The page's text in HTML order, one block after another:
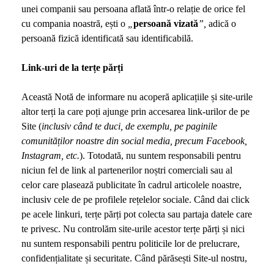
unei companii sau persoana aflată într-o relație de orice fel
cu compania noastră, ești o
persoană vizată”, adică o
persoană fizică identificată sau identificabilă.
Link-uri de la terțe părți
Această Notă de informare nu acoperă aplicațiile și site-urile
altor terți la care poți ajunge prin accesarea link-urilor de pe
Site (inclusiv când te duci, de exemplu, pe paginile
comunităților noastre din social media, precum Facebook,
Instagram, etc.). Totodată, nu suntem responsabili pentru
niciun fel de link al partenerilor noștri comerciali sau al
celor care plasează publicitate în cadrul articolele noastre,
inclusiv cele de pe profilele rețelelor sociale. Când dai click
pe acele linkuri, terțe părți pot colecta sau partaja datele care
te privesc. Nu controlăm site-urile acestor terțe părți și nici
nu suntem responsabili pentru politicile lor de prelucrare,
confidențialitate și securitate. Când părăsești Site-ul nostru,